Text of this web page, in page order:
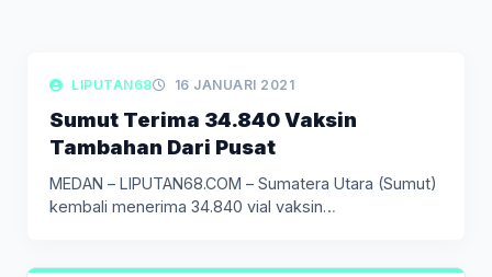
LIPUTAN KESEHATAN
LIPUTAN68 16 JANUARI 2021
Sumut Terima 34.840 Vaksin
Tambahan Dari Pusat
MEDAN – LIPUTAN68.COM – Sumatera Utara (Sumut)
kembali menerima 34.840 vial vaksin…